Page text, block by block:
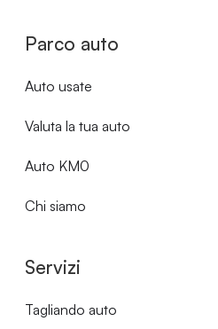
Parco auto
Auto usate
Valuta la tua auto
Auto KM0
Chi siamo
Servizi
Tagliando auto